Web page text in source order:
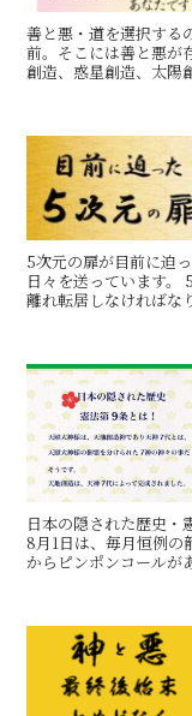
善と悪・道を選択する
前。そこには善と悪が
創造、惑星創造、太陽
5次元の扉が目前に迫
日々を送っています。
離れ転居しなければな
日本の隠された歴史・
8月1日は、毎月恒例の
からピンポンコールが